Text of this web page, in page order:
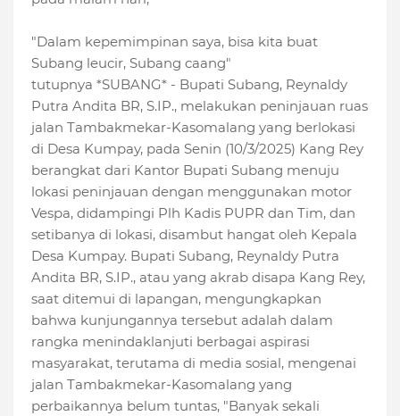
"Dalam kepemimpinan saya, bisa kita buat
Subang leucir, Subang caang"
tutupnya *SUBANG* - Bupati Subang, Reynaldy
Putra Andita BR, S.IP., melakukan peninjauan ruas
jalan Tambakmekar-Kasomalang yang berlokasi
di Desa Kumpay, pada Senin (10/3/2025) Kang Rey
berangkat dari Kantor Bupati Subang menuju
lokasi peninjauan dengan menggunakan motor
Vespa, didampingi Plh Kadis PUPR dan Tim, dan
setibanya di lokasi, disambut hangat oleh Kepala
Desa Kumpay. Bupati Subang, Reynaldy Putra
Andita BR, S.IP., atau yang akrab disapa Kang Rey,
saat ditemui di lapangan, mengungkapkan
bahwa kunjungannya tersebut adalah dalam
rangka menindaklanjuti berbagai aspirasi
masyarakat, terutama di media sosial, mengenai
jalan Tambakmekar-Kasomalang yang
perbaikannya belum tuntas, "Banyak sekali